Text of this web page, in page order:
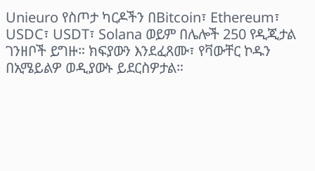
Unieuro የስጦታ ካርዶችን በBitcoin፣ Ethereum፣
USDC፣ USDT፣ Solana ወይም በሌሎች 250 የዲጂታል
ገንዘቦች ይግዙ። ክፍያውን እንደፈጸሙ፣ የቫውቸር ኮዱን
በኢሜይልዎ ወዲያውኑ ይደርስዎታል።